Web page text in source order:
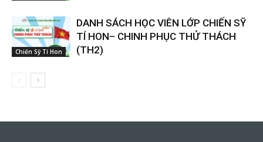
Chiến Sỹ Tí Hon
DANH SÁCH HỌC VIÊN LỚP CHIẾN SỸ
TÍ HON– CHINH PHỤC THỬ THÁCH
(TH2)